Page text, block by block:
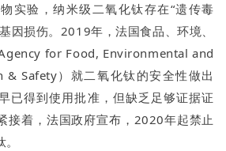
实验，纳米级二氧化钛存在“遗传毒
因损伤。2019年，法国食品、环境、
for Food, Environmental and
& Safety）就二氧化钛的安全性做出
已得到使用批准，但缺乏足够证据证
接着，法国政府宣布，2020年起禁止